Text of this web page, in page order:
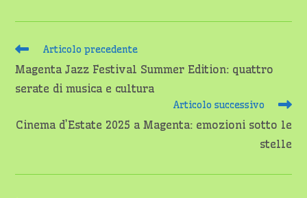
Leggi
articoli
Articolo precedente
Magenta Jazz Festival Summer Edition: quattro
serate di musica e cultura
Articolo successivo
Cinema d’Estate 2025 a Magenta: emozioni sotto le
stelle